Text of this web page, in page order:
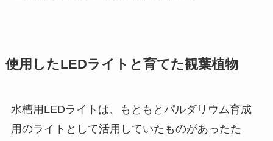
使用したLEDライトと育てた観葉植物
水槽用LEDライトは、もともとパルダリウム育成
用のライトとして活用していたものがあったた